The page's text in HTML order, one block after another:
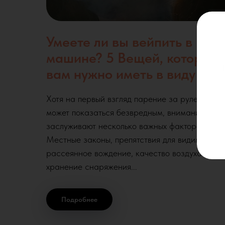
Умеете ли вы вейпить в
машине? 5 Вещей, которые
вам нужно иметь в виду
Хотя на первый взгляд парение за рулем
может показаться безвредным, внимания
заслуживают несколько важных факторов.
Местные законы, препятствия для видимости,
рассеянное вождение, качество воздуха и
хранение снаряжения...
Подробнее